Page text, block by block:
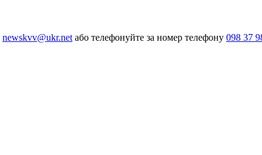
newskvv@ukr.netабо телефонуйте за номер телефону 098 37